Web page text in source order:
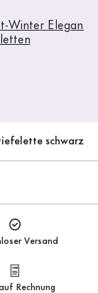
Winter Elegante
schwarz
Versand
Rechnung